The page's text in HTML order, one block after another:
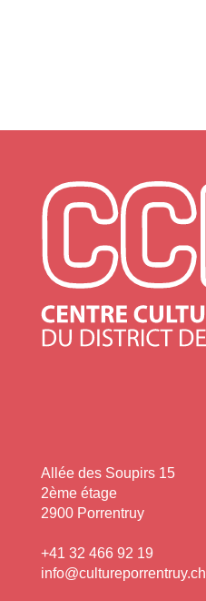
Allée des Soupirs 15
2ème étage
2900 Porrentruy
+41 32 466 92 19
info@cultureporrentruy.ch